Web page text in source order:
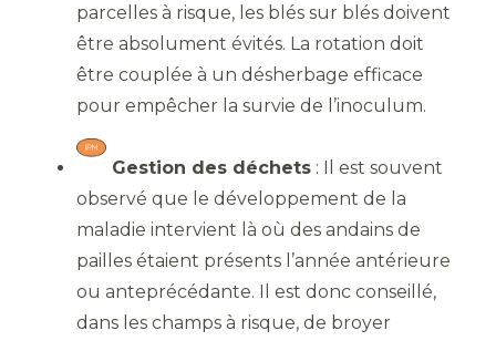
parcelles à risque, les blés sur blés doivent
être absolument évités. La rotation doit
être couplée à un désherbage efficace
pour empêcher la survie de l’inoculum.
Gestion des déchets : Il est souvent
observé que le développement de la
maladie intervient là où des andains de
pailles étaient présents l’année antérieure
ou anteprécédante. Il est donc conseillé,
dans les champs à risque, de broyer